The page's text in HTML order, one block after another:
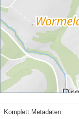
Komplett Metadaten